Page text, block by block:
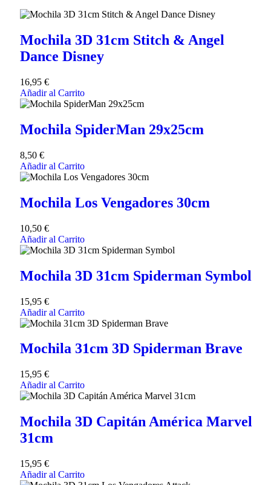
Mochila 3D 31cm Stitch & Angel
Dance Disney
16,95 €
Añadir al Carrito
Mochila SpiderMan 29x25cm
8,50 €
Añadir al Carrito
Mochila Los Vengadores 30cm
10,50 €
Añadir al Carrito
Mochila 3D 31cm Spiderman Symbol
15,95 €
Añadir al Carrito
Mochila 31cm 3D Spiderman Brave
15,95 €
Añadir al Carrito
Mochila 3D Capitán América Marvel
31cm
15,95 €
Añadir al Carrito